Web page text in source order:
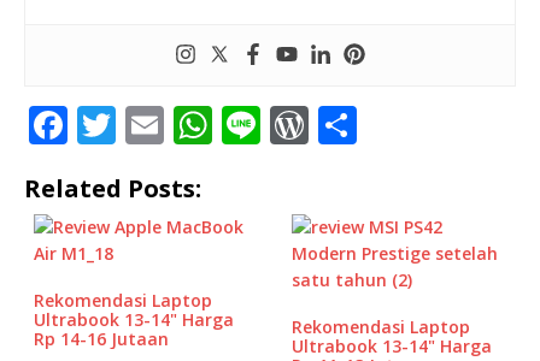
F
c
e
b
o
T
it
te
E
ai
l
W
s
p
Li W
d
P
r
e
Related Posts:
Rekomendasi Laptop
Ultrabook 13-14" Harga
Rp 14-16 Jutaan
Rekomendasi Laptop
Ultrabook 13-14" Harga